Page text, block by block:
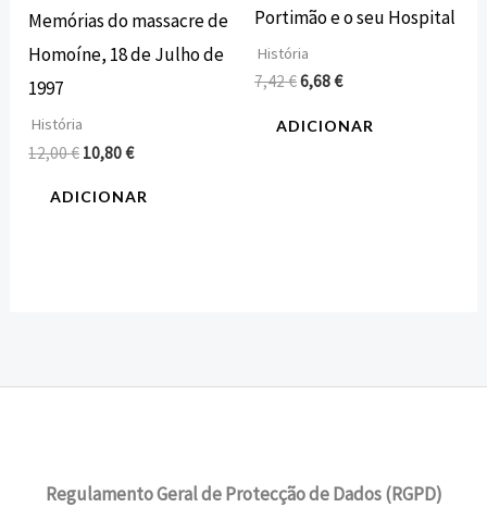
Memórias do massacre de
Homoíne, 18 de Julho de
1997
História
12,00€ 10,80€
ADICIONAR
Portimão e o seu Hospital
História
7,42€6,68€
ADICIONAR
Regulamento Geral de Protecção de Dados (RGPD)